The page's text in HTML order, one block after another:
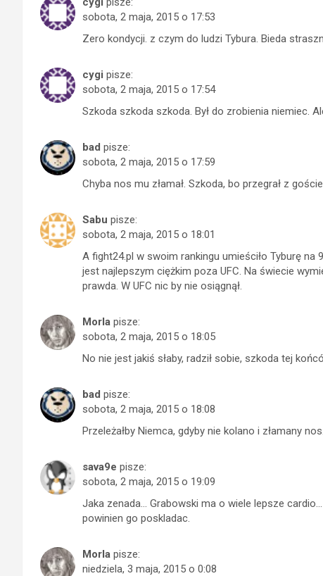
sobota, 2 maja, 2015 o 17:53
Zero kondycji. z czym do ludzi Tybura. Bieda
cygi pisze:
sobota, 2 maja, 2015 o 17:54
Szkoda szkoda szkoda. Był do zrobienia niemiec.
bad pisze:
sobota, 2 maja, 2015 o 17:59
Chyba nos mu złamał. Szkoda, bo przegrał z
Sabu pisze:
sobota, 2 maja, 2015 o 18:01
A fight24.pl w swoim rankingu umieściło Tyburę
jest najlepszym ciężkim poza UFC. Na świecie
prawda. W UFC nic by nie osiągnął.
Morla pisze:
sobota, 2 maja, 2015 o 18:05
No nie jest jakiś słaby, radził sobie, szkoda tej
bad pisze:
sobota, 2 maja, 2015 o 18:08
Przeleżałby Niemca, gdyby nie kolano i złamany nos.
sava9e pisze:
sobota, 2 maja, 2015 o 19:09
Jaka zenada… Grabowski ma o wiele lepsze
powinien go poskladac.
Morla pisze:
niedziela, 3 maja, 2015 o 0:08